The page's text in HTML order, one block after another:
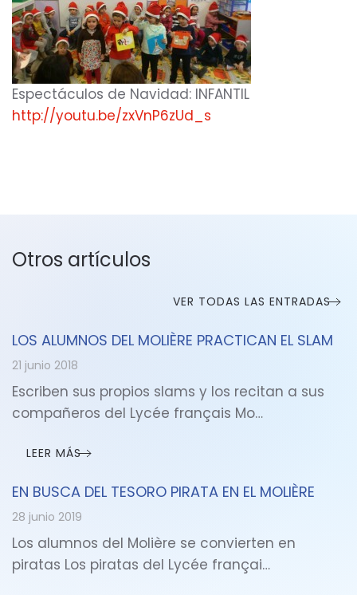
Espectáculos de Navidad: INFANTIL
http://youtu.be/zxVnP6zUd_s
Otros artículos
VER TODAS LAS ENTRADAS
LOS ALUMNOS DEL MOLIÈRE PRACTICAN EL SLAM
21 junio 2018
Escriben sus propios slams y los recitan a sus
compañeros del Lycée français Mo…
LEER MÁS
EN BUSCA DEL TESORO PIRATA EN EL MOLIÈRE
28 junio 2019
Los alumnos del Molière se convierten en
piratas Los piratas del Lycée françai…